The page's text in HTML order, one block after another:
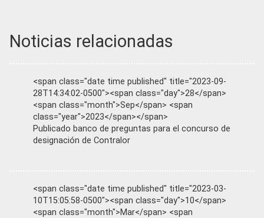
Noticias relacionadas
<span class="date time published" title="2023-09-
28T14:34:02-0500"><span class="day">28</span>
<span class="month">Sep</span> <span
class="year">2023</span></span>
Publicado banco de preguntas para el concurso de
designación de Contralor
<span class="date time published" title="2023-03-
10T15:05:58-0500"><span class="day">10</span>
<span class="month">Mar</span> <span